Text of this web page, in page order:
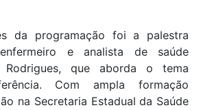
da programação foi a palestra
e analista de saúde
Rodrigues, que aborda o tema
Com ampla formação
na Secretaria Estadual da Saúde